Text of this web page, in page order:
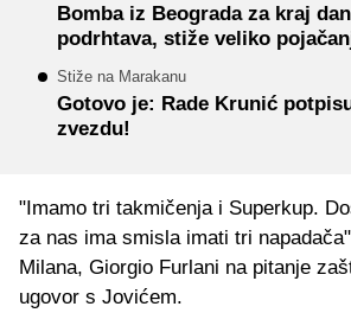
Bomba iz Beograda za kraj
podrhtava, stiže veliko
Stiže na Marakanu
Gotovo je: Rade Krunić
zvezdu!
"Imamo tri takmičenja i Superkup.
za nas ima smisla imati tri
Milana, Giorgio Furlani na pitanje
ugovor s Jovićem.